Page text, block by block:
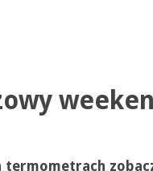
termometrach